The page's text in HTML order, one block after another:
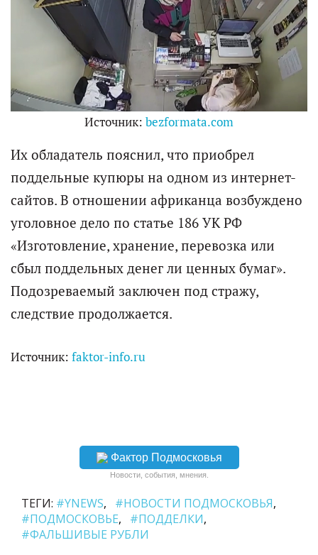
Источник: bezformata.com
Их обладатель пояснил, что приобрел
поддельные купюры на одном из интернет-
сайтов. В отношении африканца возбуждено
уголовное дело по статье 186 УК РФ
«Изготовление, хранение, перевозка или
сбыл поддельных денег ли ценных бумаг».
Подозреваемый заключен под стражу,
следствие продолжается.
Источник: faktor-info.ru
Фактор Подмосковья
Новости, события, мнения.
ТЕГИ: #YNEWS
#НОВОСТИ ПОДМОСКОВЬЯ
#ПОДМОСКОВЬЕ
#ПОДДЕЛКИ
#ФАЛЬШИВЫЕ РУБЛИ